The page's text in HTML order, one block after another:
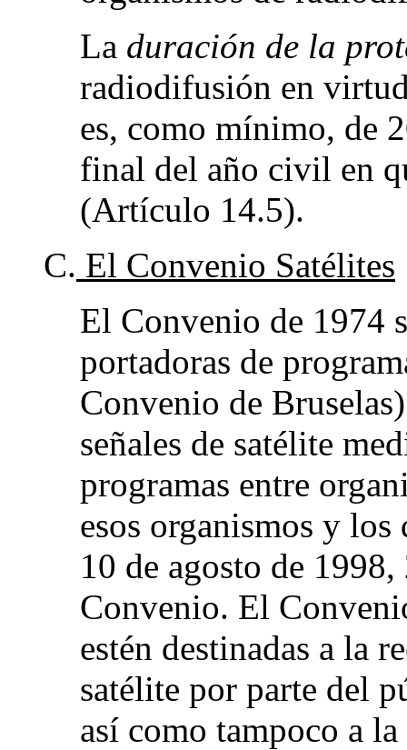
La duración de la
radiodifusión en
es, como mínimo, de
final del año civil en
(Artículo 14.5).
C. El Convenio Satélites
El Convenio de 1974
portadoras de
Convenio de
señales de satélite
programas entre
esos organismos y
10 de agosto de
Convenio. El
estén destinadas a la
satélite por parte del
así como tampoco a